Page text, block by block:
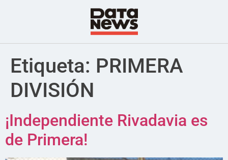
Etiqueta: PRIMERA
DIVISIÓN
¡Independiente Rivadavia es
de Primera!